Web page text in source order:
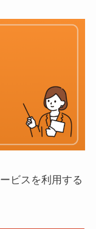
ビスを利用する